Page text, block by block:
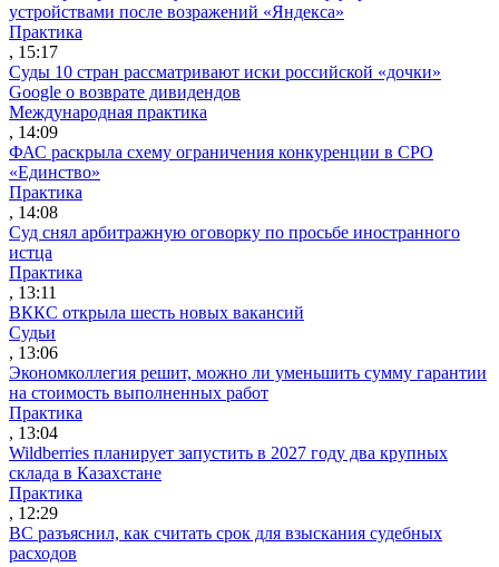
устройствами после возражений «Яндекса»
Практика
, 15:17
Суды 10 стран рассматривают иски российской «дочки»
Google о возврате дивидендов
Международная практика
, 14:09
ФАС раскрыла схему ограничения конкуренции в СРО
«Единство»
Практика
, 14:08
Суд снял арбитражную оговорку по просьбе иностранного
истца
Практика
, 13:11
ВККС открыла шесть новых вакансий
Судьи
, 13:06
Экономколлегия решит, можно ли уменьшить сумму гарантии
на стоимость выполненных работ
Практика
, 13:04
Wildberries планирует запустить в 2027 году два крупных
склада в Казахстане
Практика
, 12:29
ВС разъяснил, как считать срок для взыскания судебных
расходов